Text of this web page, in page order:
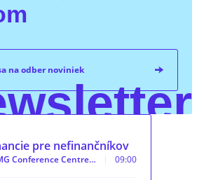
na odber noviniek
pre nefinančníkov
Conference Centre… 09:00